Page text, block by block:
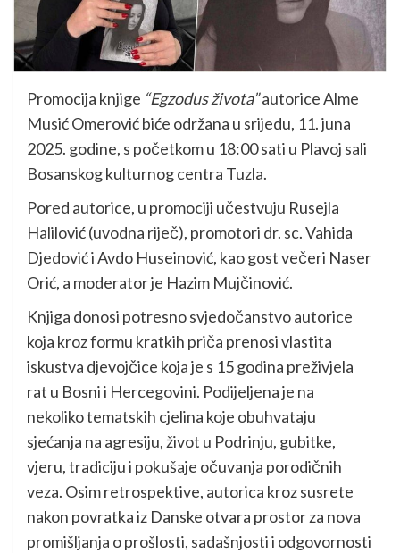
Promocija knjige “Egzodus života”autorice Alme
Musić Omerović biće održana u srijedu, 11. juna
2025. godine, s početkom u 18:00 sati u Plavoj sali
Bosanskog kulturnog centra Tuzla.
Pored autorice, u promociji učestvuju Rusejla
Halilović (uvodna riječ), promotori dr. sc. Vahida
Djedović i Avdo Huseinović, kao gost večeri Naser
Orić, a moderator je Hazim Mujčinović.
Knjiga donosi potresno svjedočanstvo autorice
koja kroz formu kratkih priča prenosi vlastita
iskustva djevojčice koja je s 15 godina preživjela
rat u Bosni i Hercegovini. Podijeljena je na
nekoliko tematskih cjelina koje obuhvataju
sjećanja na agresiju, život u Podrinju, gubitke,
vjeru, tradiciju i pokušaje očuvanja porodičnih
veza. Osim retrospektive, autorica kroz susrete
nakon povratka iz Danske otvara prostor za nova
promišljanja o prošlosti, sadašnjosti i odgovornosti